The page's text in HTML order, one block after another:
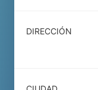
DIRECCIÓN